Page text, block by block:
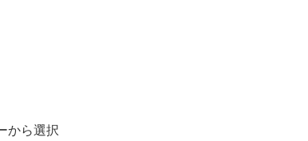
から選択